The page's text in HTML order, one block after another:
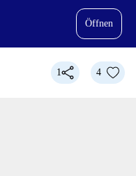
Öffnen
1 4